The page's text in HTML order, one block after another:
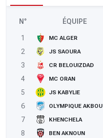
N° ÉQUIPE
1 MC ALGER
2
JS SAOURA
3
CR BELOUIZDAD
4
MC ORAN
5
JS KABYLIE
6
OLYMPIQUE AKBOU
7
KHENCHELA
8
BEN AKNOUN